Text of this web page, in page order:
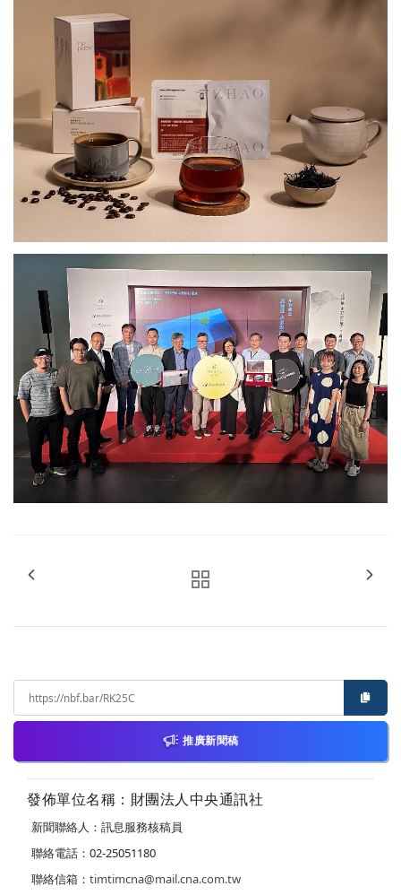
推廣新聞稿
發佈單位名稱：財團法人中央通訊社
新聞聯絡人：訊息服務核稿員
聯絡電話：02-25051180
聯絡信箱： timtimcna@mail.cna.com.tw